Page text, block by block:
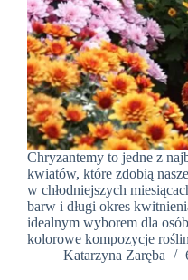
Chryzantemy to jedne z
kwiatów, które zdobią
w chłodniejszych
barw i długi okres
idealnym wyborem dla
kolorowe kompozycje
Katarzyna Zaręba